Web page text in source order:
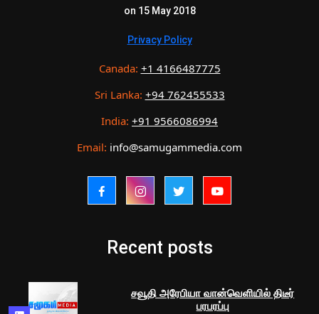
on 15 May 2018
Privacy Policy
Canada: +1 4166487775
Sri Lanka: +94 762455533
India: +91 9566086994
Email: info@samugammedia.com
Recent posts
சவூதி அரேபியா வான்வெளியில் திடீர்
பரபரப்பு